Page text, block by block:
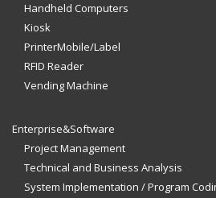
Handheld Computers
Kiosk
PrinterMobile/Label
RFID Reader
Vending Machine
Enterprise&Software
Project Management
Technical and Business Analysis
System Implementation / Program